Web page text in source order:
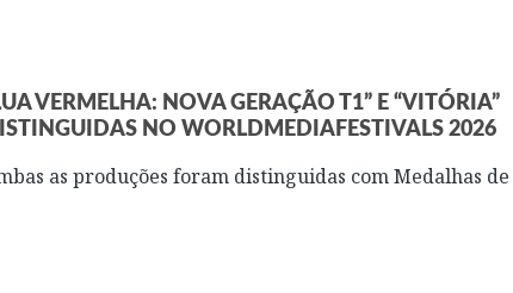
VERMELHA: NOVA GERAÇÃO T1” E “VITÓRIA”
NO WORLDMEDIAFESTIVALS 2026
as produções foram distinguidas com Medalhas